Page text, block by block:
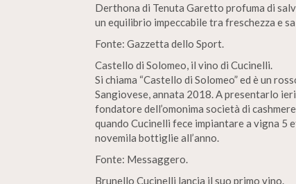
Derthona di Tenuta Garetto profuma di
un equilibrio impeccabile tra freschezza e
Fonte: Gazzetta dello Sport.
Castello di Solomeo, il vino di Cucinelli.
Si chiama “Castello di Solomeo” ed è un
Sangiovese, annata 2018. A presentarlo
fondatore dell’omonima società di
quando Cucinelli fece impiantare a vigna
novemila bottiglie all’anno.
Fonte: Messaggero.
Brunello Cucinelli lancia il suo primo vino.